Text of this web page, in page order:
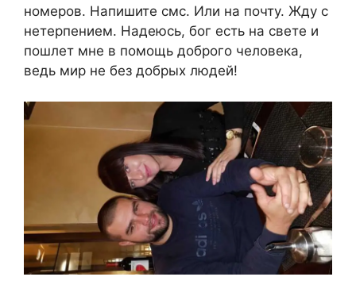
номеров. Напишите смс. Или на почту. Жду с
нетерпением. Надеюсь, бог есть на свете и
пошлет мне в помощь доброго человека,
ведь мир не без добрых людей!